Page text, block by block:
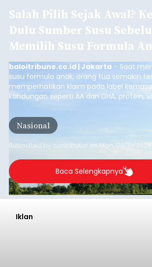
Salah Pilih Sejak Awal?
Dulu Sumber Susu
Memilih Susu Formula
baloitribune.co.id | Jakarta - Saat
susu formula anak, orang tua semakin
memperhatikan klaim pada label
kandungan seperti AA dan DHA, protein,
yang belum banyak dicermati adalah dari
sumber susu yang digunakan.
Nasional
Submitted by contributor on Mon, 08/10/2026
Baca Selengkapnya
Iklan